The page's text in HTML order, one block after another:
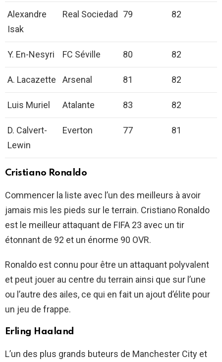
Alexandre
Isak
Real Sociedad 79 82
Y. En-Nesyri FC Séville 80 82
A. Lacazette Arsenal 81 82
Luis Muriel Atalante 83 82
D. Calvert-
Lewin
Everton 77 81
Cristiano Ronaldo
Commencer la liste avec l’un des meilleurs à avoir
jamais mis les pieds sur le terrain. Cristiano Ronaldo
est le meilleur attaquant de FIFA 23 avec un tir
étonnant de 92 et un énorme 90 OVR.
Ronaldo est connu pour être un attaquant polyvalent
et peut jouer au centre du terrain ainsi que sur l’une
ou l’autre des ailes, ce qui en fait un ajout d’élite pour
un jeu de frappe.
Erling Haaland
L’un des plus grands buteurs de Manchester City et